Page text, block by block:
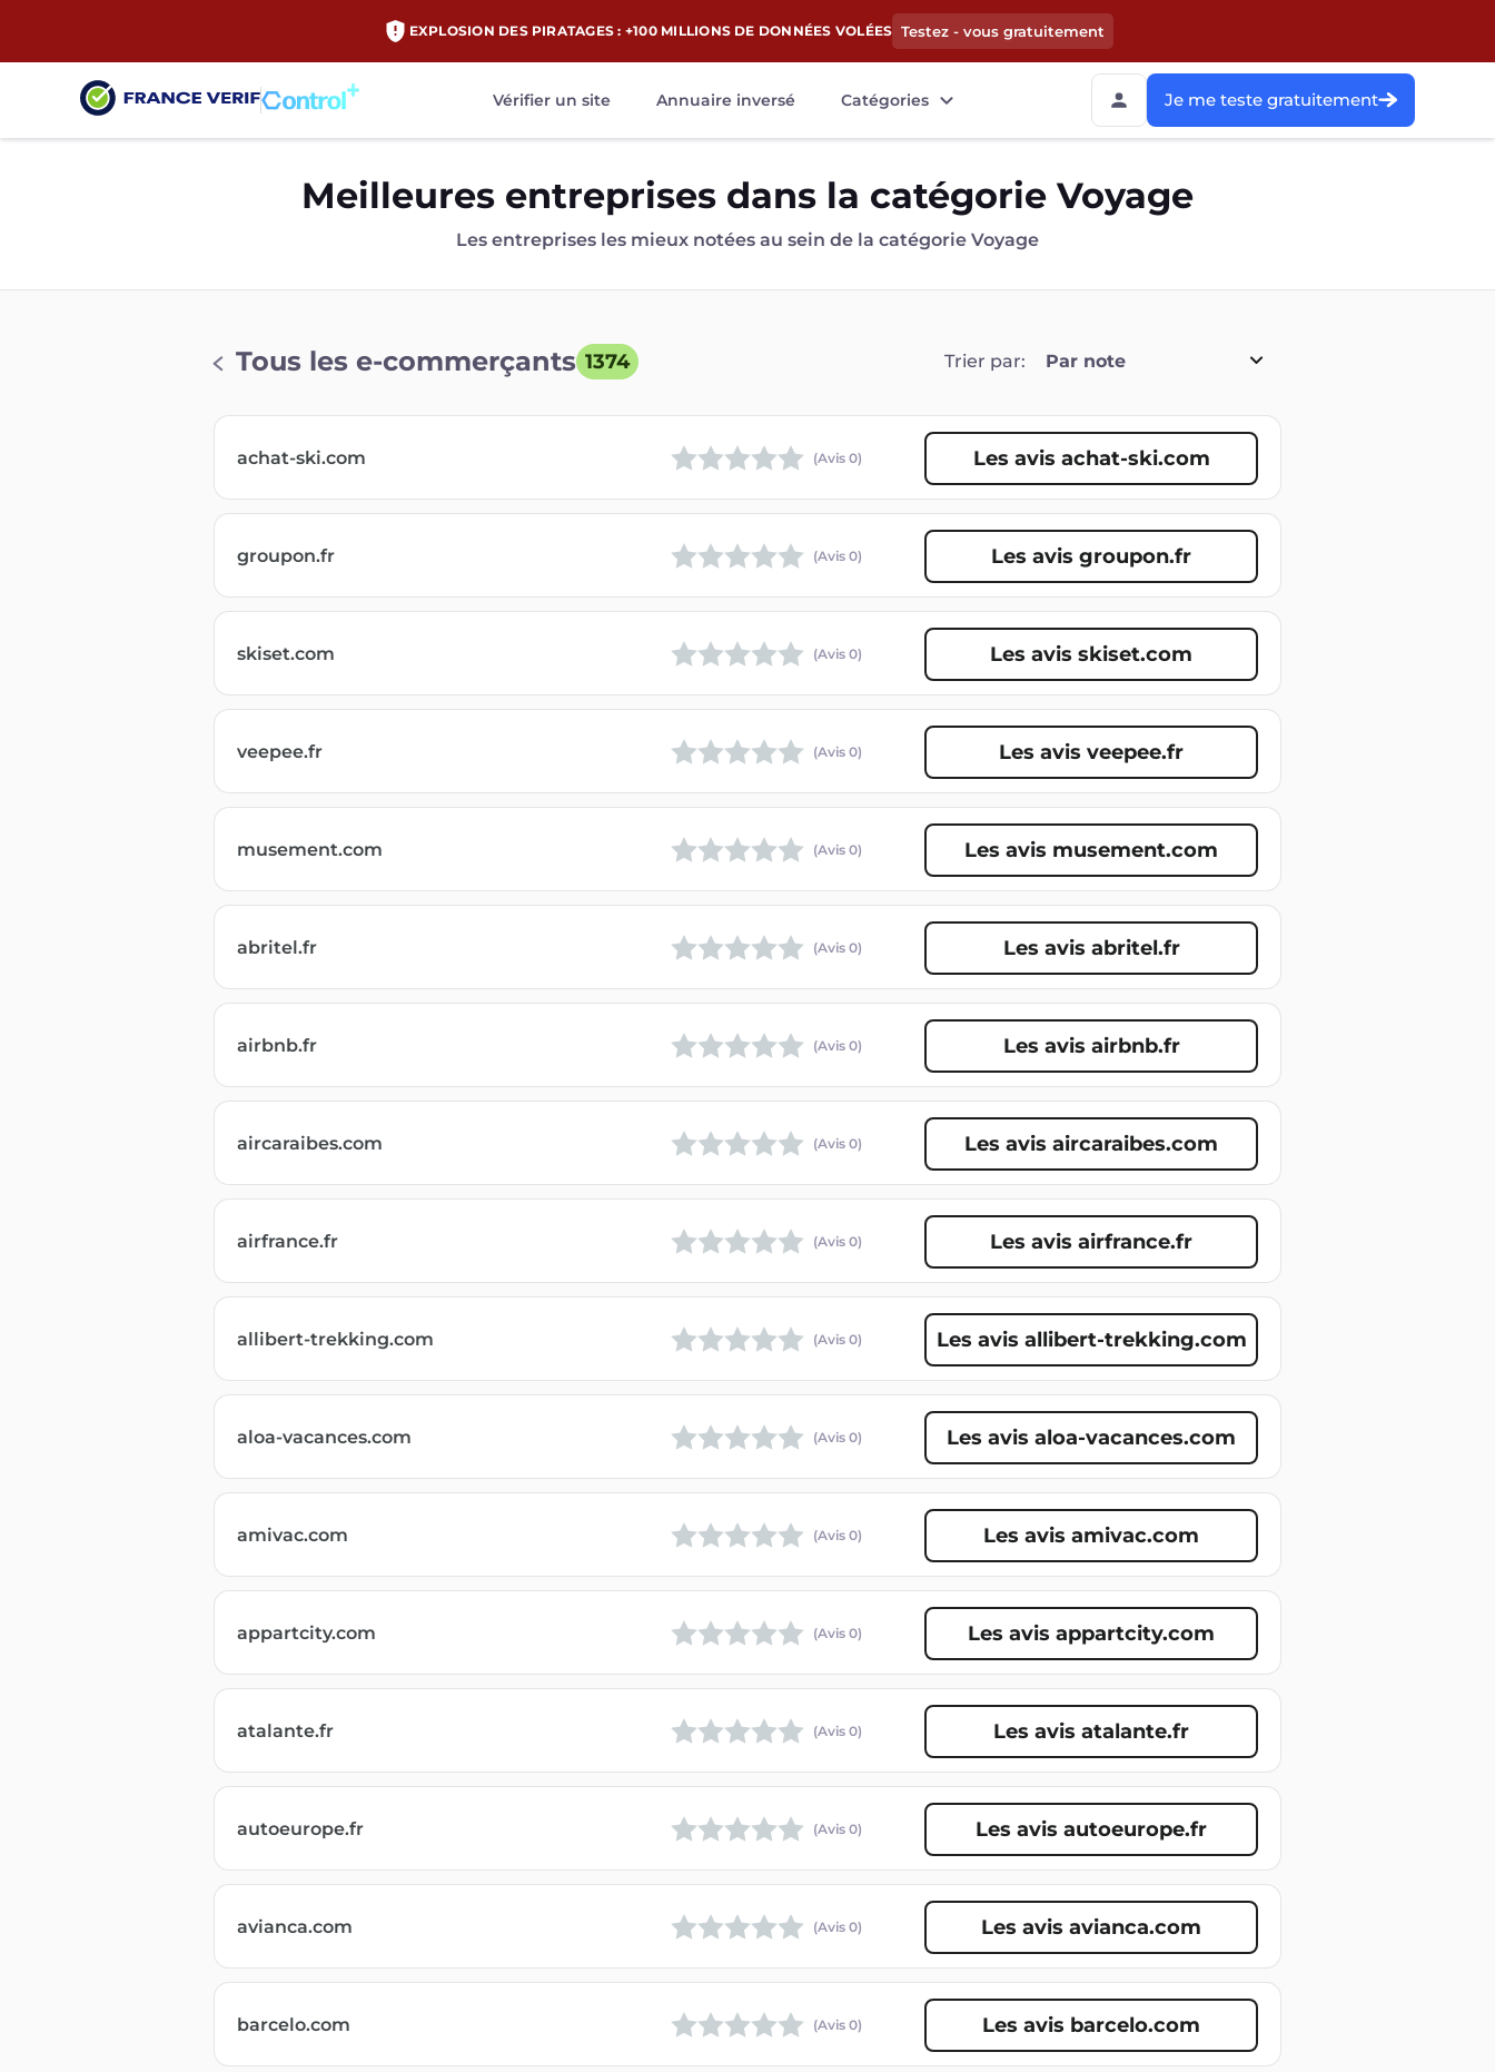
EXPLOSION DES PIRATAGES : +100 MILLIONS DE DONNÉES VOLÉES Testez - vous gratuitement
Vérifier un site Annuaire inversé Catégories Je me teste gratuitement
Meilleures entreprises dans la catégorie Voyage
Les entreprises les mieux notées au sein de la catégorie Voyage
Tous les e-commerçants 1374 Trier par: Par note
achat-ski.com (Avis 0) Les avis achat-ski.com
groupon.fr (Avis 0) Les avis groupon.fr
skiset.com (Avis 0) Les avis skiset.com
veepee.fr (Avis 0) Les avis veepee.fr
musement.com (Avis 0) Les avis musement.com
abritel.fr (Avis 0) Les avis abritel.fr
airbnb.fr (Avis 0) Les avis airbnb.fr
aircaraibes.com (Avis 0) Les avis aircaraibes.com
airfrance.fr (Avis 0) Les avis airfrance.fr
allibert-trekking.com (Avis 0) Les avis allibert-trekking.com
aloa-vacances.com (Avis 0) Les avis aloa-vacances.com
amivac.com (Avis 0) Les avis amivac.com
appartcity.com (Avis 0) Les avis appartcity.com
atalante.fr (Avis 0) Les avis atalante.fr
autoeurope.fr (Avis 0) Les avis autoeurope.fr
avianca.com (Avis 0) Les avis avianca.com
barcelo.com (Avis 0) Les avis barcelo.com